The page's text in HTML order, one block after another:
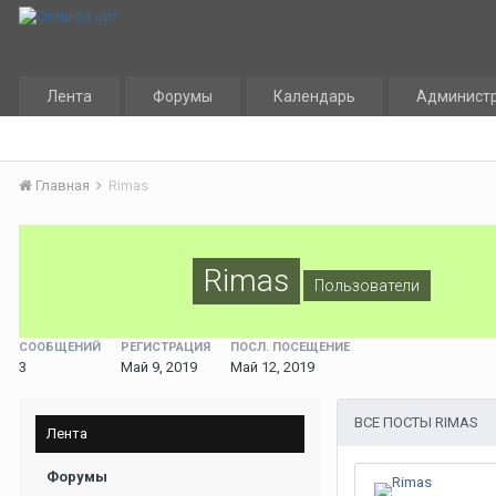
Лента Форумы Календарь
Главная Rimas
Rimas Пользователи
СООБЩЕНИЙ
3
РЕГИСТРАЦИЯ
Май 9, 2019
ПОСЛ. ПОСЕЩЕНИЕ
Май 12, 2019
Лента
Форумы
ВСЕ ПОСТЫ RIMAS